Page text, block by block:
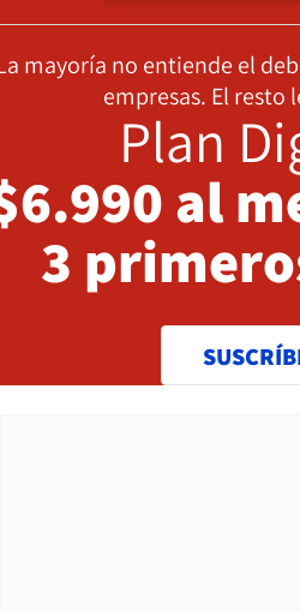
mayoría no entiende el
empresas. El resto
Plan
al
3